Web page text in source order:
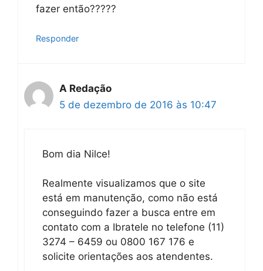
fazer então?????
Responder
A Redação
5 de dezembro de 2016 às 10:47
Bom dia Nilce!
Realmente visualizamos que o site
está em manutenção, como não está
conseguindo fazer a busca entre em
contato com a Ibratele no telefone (11)
3274 – 6459 ou 0800 167 176 e
solicite orientações aos atendentes.